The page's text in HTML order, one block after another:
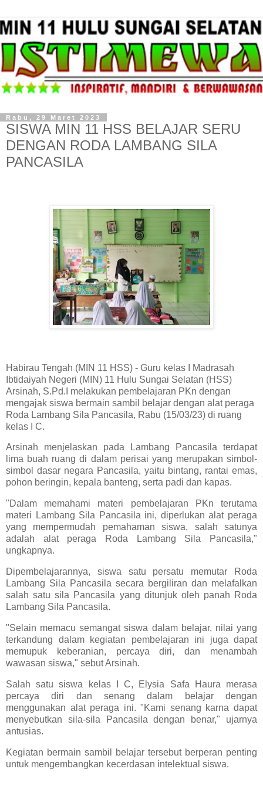
Rabu, 29 Maret 2023
SISWA MIN 11 HSS BELAJAR SERU
DENGAN RODA LAMBANG SILA
PANCASILA
Habirau Tengah (MIN 11 HSS) - Guru kelas I Madrasah
Ibtidaiyah Negeri (MIN) 11 Hulu Sungai Selatan (HSS)
Arsinah, S.Pd.I melakukan pembelajaran PKn dengan
mengajak siswa bermain sambil belajar dengan alat peraga
Roda Lambang Sila Pancasila, Rabu (15/03/23) di ruang
kelas I C.
Arsinah menjelaskan pada Lambang Pancasila terdapat
lima buah ruang di dalam perisai yang merupakan simbol-
simbol dasar negara Pancasila, yaitu bintang, rantai emas,
pohon beringin, kepala banteng, serta padi dan kapas.
"Dalam memahami materi pembelajaran PKn terutama
materi Lambang Sila Pancasila ini, diperlukan alat peraga
yang mempermudah pemahaman siswa, salah satunya
adalah alat peraga Roda Lambang Sila Pancasila,"
ungkapnya.
Dipembelajarannya, siswa satu persatu memutar Roda
Lambang Sila Pancasila secara bergiliran dan melafalkan
salah satu sila Pancasila yang ditunjuk oleh panah Roda
Lambang Sila Pancasila.
"Selain memacu semangat siswa dalam belajar, nilai yang
terkandung dalam kegiatan pembelajaran ini juga dapat
memupuk keberanian, percaya diri, dan menambah
wawasan siswa," sebut Arsinah.
Salah satu siswa kelas I C, Elysia Safa Haura merasa
percaya diri dan senang dalam belajar dengan
menggunakan alat peraga ini. "Kami senang karna dapat
menyebutkan sila-sila Pancasila dengan benar," ujarnya
antusias.
Kegiatan bermain sambil belajar tersebut berperan penting
untuk mengembangkan kecerdasan intelektual siswa.